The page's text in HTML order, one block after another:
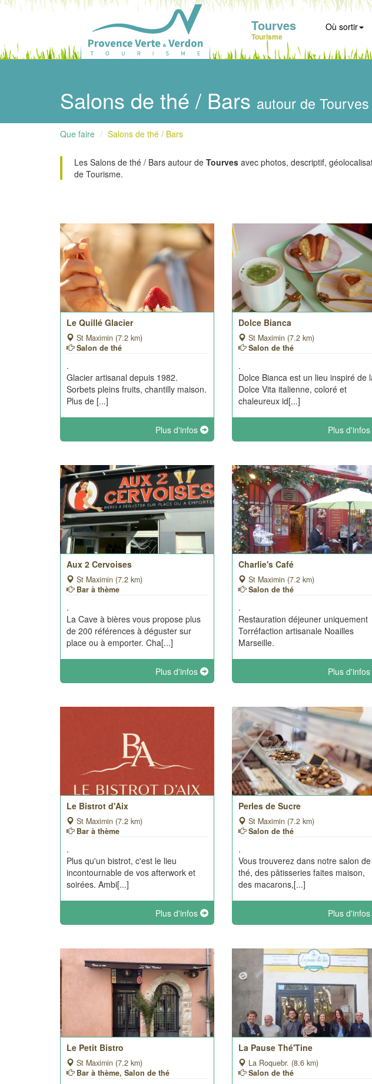
Tourves
Tourisme
Où sortir
Salons de thé / Bars autour de Tourves
Que faire Salons de thé / Bars
Les Salons de thé / Bars autour de Tourves avec photos, descriptif,
de Tourisme.
Le Quillé Glacier
St Maximin (7.2 km)
Salon de thé
.
Glacier artisanal depuis 1982.
Sorbets pleins fruits, chantilly maison.
Plus de [...]
Plus d'infos
Dolce Bianca
St Maximin (7.2 km)
Salon de thé
.
Dolce Bianca est un lieu inspiré de
Dolce Vita italienne, coloré et
chaleureux id[...]
Plus d'infos
Aux 2 Cervoises
St Maximin (7.2 km)
Bar à thème
.
La Cave à bières vous propose plus
de 200 références à déguster sur
place ou à emporter. Cha[...]
Plus d'infos
Charlie's Café
St Maximin (7.2 km)
Salon de thé
.
Restauration déjeuner uniquement
Torréfaction artisanale Noailles
Marseille.
Plus d'infos
Le Bistrot d'Aix
St Maximin (7.2 km)
Bar à thème
.
Plus qu'un bistrot, c'est le lieu
incontournable de vos afterwork et
soirées. Ambi[...]
Plus d'infos
Perles de Sucre
St Maximin (7.2 km)
Salon de thé
.
Vous trouverez dans notre salon de
thé, des pâtisseries faites maison,
des macarons,[...]
Plus d'infos
Le Petit Bistro
St Maximin (7.2 km)
Bar à thème, Salon de thé
La Pause Thé'Tine
La Roquebr. (8.6 km)
Salon de thé